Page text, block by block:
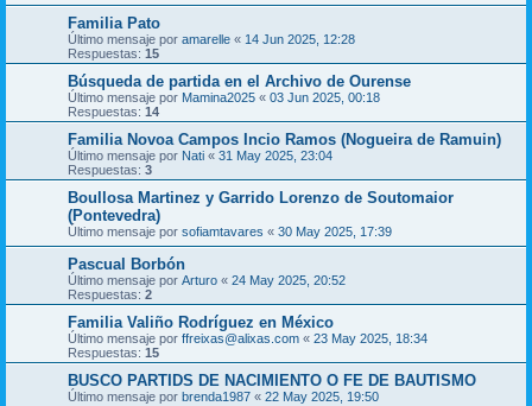
Familia Pato
Último mensaje por amarelle « 14 Jun 2025, 12:28
Respuestas: 15
Búsqueda de partida en el Archivo de Ourense
Último mensaje por Mamina2025 « 03 Jun 2025, 00:18
Respuestas: 14
Familia Novoa Campos Incio Ramos (Nogueira de Ramuin)
Último mensaje por Nati « 31 May 2025, 23:04
Respuestas: 3
Boullosa Martinez y Garrido Lorenzo de Soutomaior
(Pontevedra)
Último mensaje por sofiamtavares « 30 May 2025, 17:39
Pascual Borbón
Último mensaje por Arturo « 24 May 2025, 20:52
Respuestas: 2
Familia Valiño Rodríguez en México
Último mensaje por ffreixas@alixas.com « 23 May 2025, 18:34
Respuestas: 15
BUSCO PARTIDS DE NACIMIENTO O FE DE BAUTISMO
Último mensaje por brenda1987 « 22 May 2025, 19:50